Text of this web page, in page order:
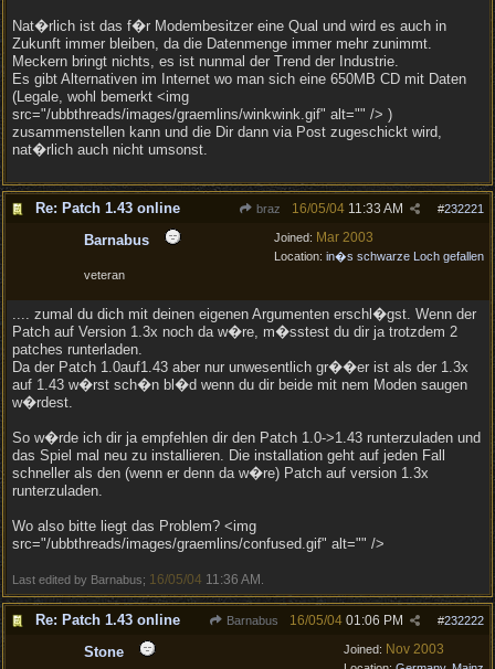
Nat�rlich ist das f�r Modembesitzer eine Qual und wird es auch in
Zukunft immer bleiben, da die Datenmenge immer mehr zunimmt.
Meckern bringt nichts, es ist nunmal der Trend der Industrie.
Es gibt Alternativen im Internet wo man sich eine 650MB CD mit Daten
(Legale, wohl bemerkt <img
src="/ubbthreads/images/graemlins/winkwink.gif" alt="" /> )
zusammenstellen kann und die Dir dann via Post zugeschickt wird,
nat�rlich auch nicht umsonst.
Re: Patch 1.43 online braz #232221
16/05/04 11:33 AM
Joined: Mar 2003
Location: in�s schwarze Loch gefallen
Barnabus
veteran
.... zumal du dich mit deinen eigenen Argumenten erschl�gst. Wenn der
Patch auf Version 1.3x noch da w�re, m�sstest du dir ja trotzdem 2
patches runterladen.
Da der Patch 1.0auf1.43 aber nur unwesentlich gr��er ist als der 1.3x
auf 1.43 w�rst sch�n bl�d wenn du dir beide mit nem Moden saugen
w�rdest.
So w�rde ich dir ja empfehlen dir den Patch 1.0->1.43 runterzuladen und
das Spiel mal neu zu installieren. Die installation geht auf jeden Fall
schneller als den (wenn er denn da w�re) Patch auf version 1.3x
runterzuladen.
Wo also bitte liegt das Problem? <img
src="/ubbthreads/images/graemlins/confused.gif" alt="" />
Last edited by Barnabus; 16/05/04 11:36 AM
Re: Patch 1.43 online Barnabus #232222
16/05/04 01:06 PM
Joined: Nov 2003
Stone